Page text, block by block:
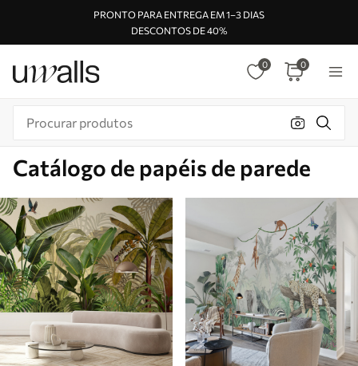
PRONTO PARA ENTREGA EM 1–3 DIAS
DESCONTOS DE 40%
0 0
Catálogo de papéis de parede